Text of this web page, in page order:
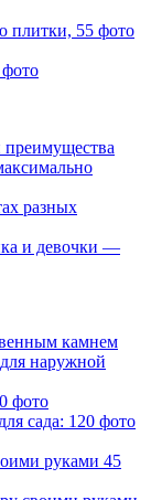
плитки, 55 фото
преимущества
разных
и девочки —
наружной
фото
сада: 120 фото
руками 45